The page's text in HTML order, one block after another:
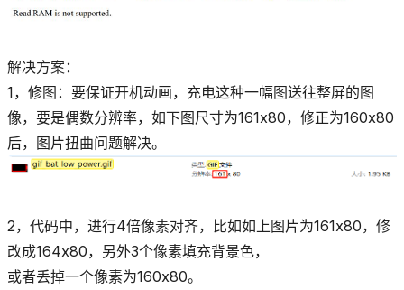
解决方案：
1，修图：要保证开机动画，充电这种一幅图送往整屏的图
像，要是偶数分辨率，如下图尺寸为161x80，修正为160x80
后，图片扭曲问题解决。
2，代码中，进行4倍像素对齐，比如如上图片为161x80，修
改成164x80，另外3个像素填充背景色，
或者丢掉一个像素为160x80。